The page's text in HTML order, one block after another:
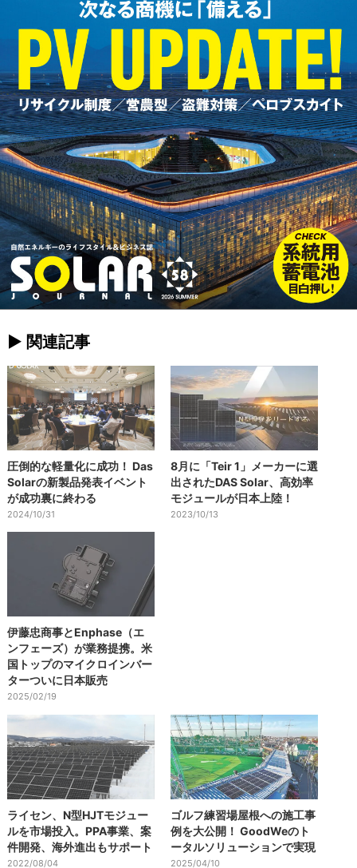
► 関連記事
圧倒的な軽量化に成功！ Das
Solarの新製品発表イベント
が成功裏に終わる
2024/10/31
8月に「Teir 1」メーカーに選
出されたDAS Solar、高効率
モジュールが日本上陸！
2023/10/13
伊藤忠商事とEnphase（エ
ンフェーズ）が業務提携。米
国トップのマイクロインバー
ターついに日本販売
2025/02/19
ライセン、N型HJTモジュー
ルを市場投入。PPA事業、案
件開発、海外進出もサポート
2022/08/04
ゴルフ練習場屋根への施工事
例を大公開！ GoodWeのト
ータルソリューションで実現
2025/04/10